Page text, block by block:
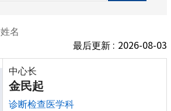
名
最后更新 : 2026-08-03
中心长
金民起
诊断检查医学科